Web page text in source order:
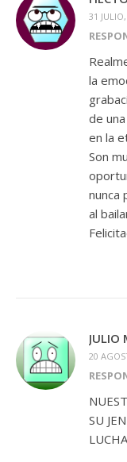
31
la
de
en la
Son
nunca
al
JULIO
20
SU